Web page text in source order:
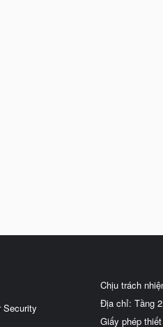
Security
Chịu trách
Địa chỉ: Tầng
Giấy phép